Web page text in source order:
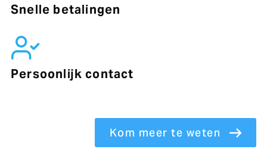
Snelle betalingen
Persoonlijk contact
Kom meer te weten